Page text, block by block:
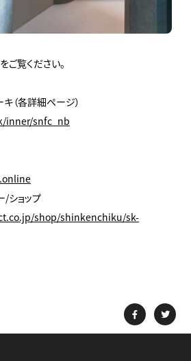
ご覧ください。
（各詳細ページ）
inner/snfc_nb
ショップ
shop/shinkenchiku/sk-